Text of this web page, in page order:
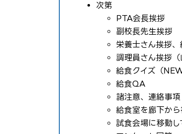
次第
PTA会長挨拶
副校長先生挨拶
栄養士さん挨拶
調理員さん挨拶
給食クイズ（NEW
給食QA
諸注意、連絡事項
給食室を廊下から
試食会場に移動し